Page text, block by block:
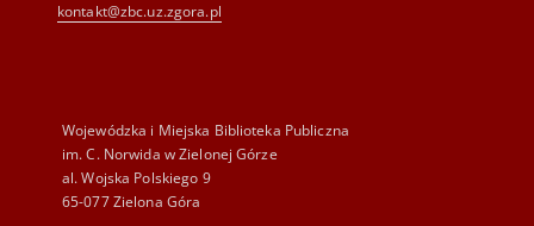
kontakt@zbc.uz.zgora.pl
Wojewódzka i Miejska Biblioteka Publiczna
im. C. Norwida w Zielonej Górze
al. Wojska Polskiego 9
65-077 Zielona Góra